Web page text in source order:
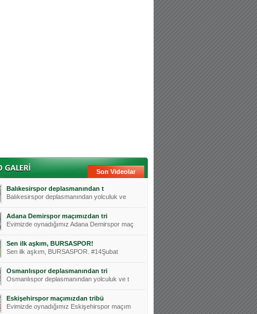
Son Videolar
Balıkesirspor deplasmanından t
Balıkesirspor deplasmanından yolculuk ve
Adana Demirspor maçımızdan tri
Evimizde oynadığımız Adana Demirspor maç
Sen ilk aşkım, BURSASPOR!
Sen ilk aşkım, BURSASPOR. #14Şubat
Osmanlıspor deplasmanından tri
Osmanlıspor deplasmanından yolculuk ve t
Eskişehirspor maçımızdan tribü
Evimizde oynadığımız Eskişehirspor maçım